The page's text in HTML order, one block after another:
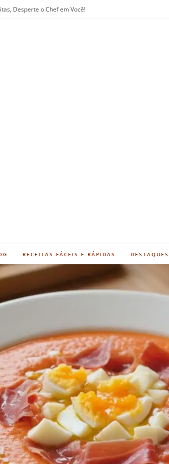
Desperte o Chef em Você!
RECEITAS FÁCEIS E RÁPIDAS DESTAQUES